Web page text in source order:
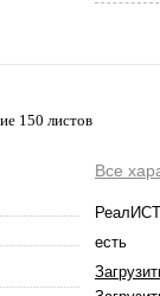
150 листов
Все
РеалИСТ
есть